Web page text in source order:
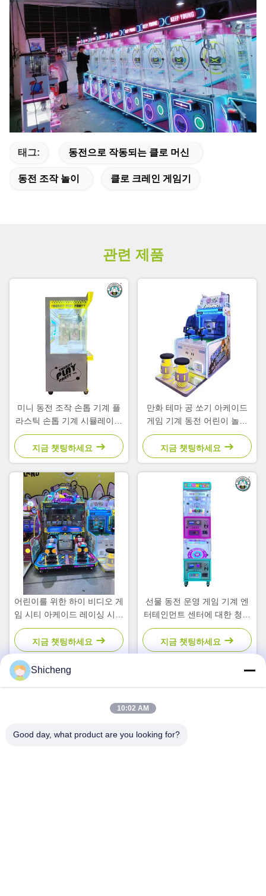
태그: 동전으로 작동되는 클로 머신
동전 조작 놀이 클로 크레인 게임기
관련 제품
미니 동전 조작 손톱 기계 플
라스틱 손톱 기계 시뮬레이터
어린이 아케이드
지금 챗팅하세요
만화 테마 공 쏘기 아케이드
게임 기계 동전 어린이 놀이
공원 운영
지금 챗팅하세요
어린이를 위한 하이 비디오 게
임 시티 아케이드 레이싱 시뮬
레이터 2인용 자동판매기
지금 챗팅하세요
선물 동전 운영 게임 기계 엔
터테인먼트 센터에 대한 청구
서 수용
지금 챗팅하세요
주소
Shicheng
10:02 AM
Good day, what product are you looking for?